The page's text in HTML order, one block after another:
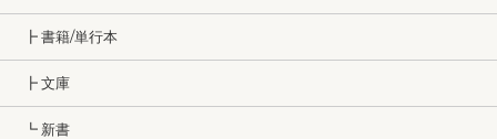
┣ 書籍/単行本
┣ 文庫
┗ 新書